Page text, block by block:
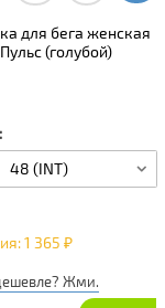
для бега женская
(голубой)
48 (INT)
1 365 ₽
Жми.